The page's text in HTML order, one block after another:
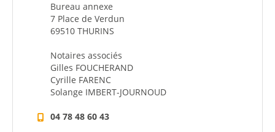
Bureau annexe
7 Place de Verdun
69510 THURINS
Notaires associés
Gilles FOUCHERAND
Cyrille FARENC
Solange IMBERT-JOURNOUD
04 78 48 60 43
Pratique
Démarches